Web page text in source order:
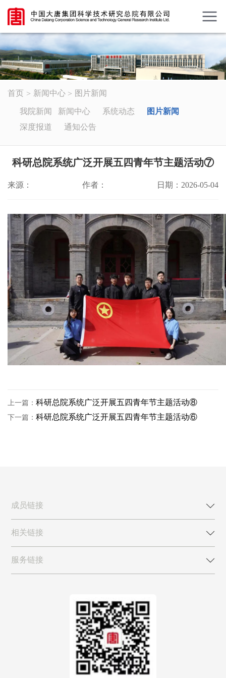
首页 新闻中心 图片新闻
我院新闻 新闻中心 系统动态
图片新闻
深度报道
通知公告
科研总院系统广泛开展五四青年节主题活动⑦
来源： 作者： 日期：2026-05-04
上一篇： 科研总院系统广泛开展五四青年节主题活动⑧
下一篇： 科研总院系统广泛开展五四青年节主题活动⑥
成员链接
相关链接
服务链接